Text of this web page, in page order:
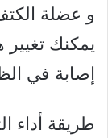
و عضلة
يمكنك تغيير
إصابة في
طريقة أداء